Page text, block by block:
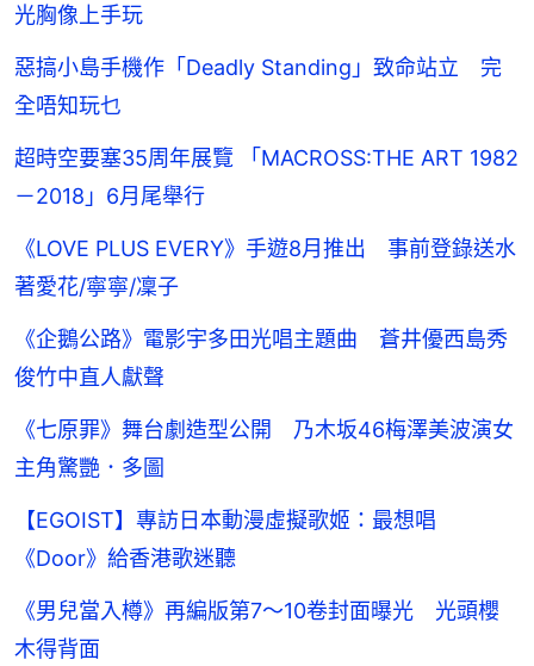
光胸像上手玩
惡搞小島手機作「Deadly Standing」致命站立 完
全唔知玩乜
超時空要塞35周年展覽 「MACROSS:THE ART 1982
－2018」6月尾舉行
《LOVE PLUS EVERY》手遊8月推出 事前登錄送水
著愛花/寧寧/凜子
《企鵝公路》電影宇多田光唱主題曲 蒼井優西島秀
俊竹中直人獻聲
《七原罪》舞台劇造型公開 乃木坂46梅澤美波演女
主角驚艷．多圖
【EGOIST】專訪日本動漫虛擬歌姬：最想唱
《Door》給香港歌迷聽
《男兒當入樽》再編版第7～10卷封面曝光 光頭櫻
木得背面